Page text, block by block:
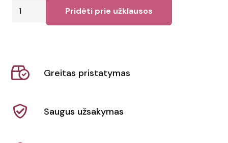
produkto
rplastiko
ir
LCD
stalinis
Pridėti prie užklausos
Greitas pristatymas
Saugus užsakymas